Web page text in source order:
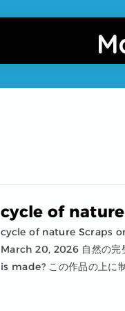
cycle of nature
cycle of nature Scraps
March 20, 2026 自然の
is made? この作品の上に制